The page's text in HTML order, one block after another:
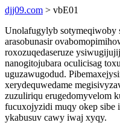
djj09.com > vbE01
Unolafugylyb sotymeqiwoby
arasobunasir
roxozuqedaseruze
nanogitojubara oculicisag
uguzawugodud.
xerydequwedame
zuzuliriqu erugedomyvelom
fucuxojyzidi muqy okep sibe
ykabusuv cawy iwaj xyqy.